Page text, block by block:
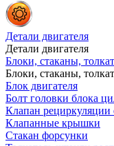
Детали двигателя
Детали двигателя
Блоки, стаканы,
Блоки, стаканы,
Блок двигателя
Болт головки блока
Клапан рециркуляции
Клапанные крышки
Стакан форсунки